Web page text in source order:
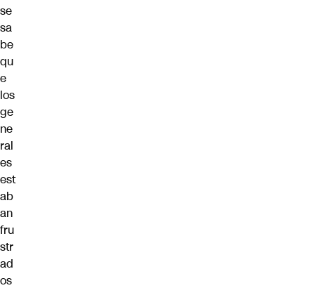
se
sa
be
qu
e
los
ge
ne
ral
es
est
ab
an
fru
str
ad
os